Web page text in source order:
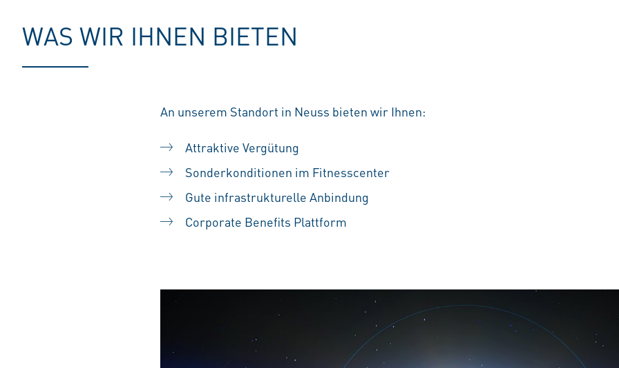
WAS WIR IHNEN BIETEN
An unserem Standort in Neuss bieten wir Ihnen:
Attraktive Vergütung
Sonderkonditionen im Fitnesscenter
Gute infrastrukturelle Anbindung
Corporate Benefits Plattform